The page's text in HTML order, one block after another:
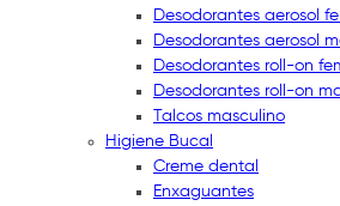
Desodorantes aerosol
Desodorantes aerosol
Desodorantes roll-on
Desodorantes roll-on
Talcos masculino
Higiene Bucal
Creme dental
Enxaguantes